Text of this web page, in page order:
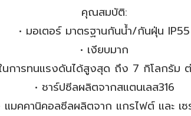
คุณสมบัติ:
• มอเตอร์ มาตรฐานกันน้ำ/กันฝุ่น IP55
• เงียบมาก
นการทนแรงดันได้สูงสุด ถึง 7 กิโลกรัม
• ชาร์ปซีลผลิตจากสแตนเลส316
แมคคานิคอลซีลผลิตจาก แกรไฟต์ และ เซ